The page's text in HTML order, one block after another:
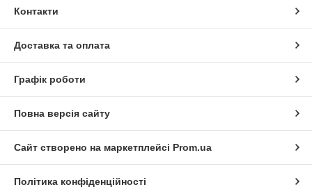
Контакти
Доставка та оплата
Графік роботи
Повна версія сайту
Сайт створено на маркетплейсі Prom.ua
Політика конфіденційності